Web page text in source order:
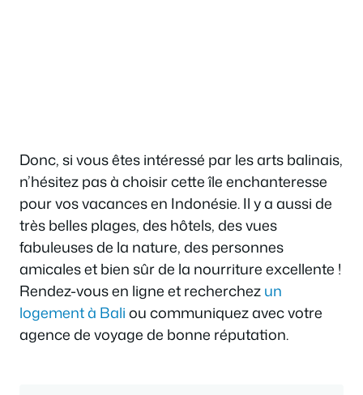
Donc, si vous êtes intéressé par les arts balinais,
n’hésitez pas à choisir cette île enchanteresse
pour vos vacances en Indonésie. Il y a aussi de
très belles plages, des hôtels, des vues
fabuleuses de la nature, des personnes
amicales et bien sûr de la nourriture excellente !
Rendez-vous en ligne et recherchezun
logement à Baliou communiquez avec votre
agence de voyage de bonne réputation.